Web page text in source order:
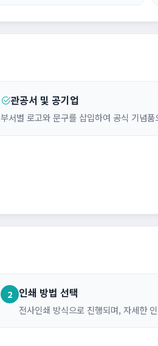
관공서 및 공기업
부서별 로고와 문구를 삽입하여 공식 기념
2 인쇄 방법 선택
전사인쇄 방식으로 진행되며, 자세한